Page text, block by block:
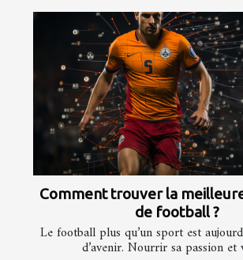
Comment trouver la
de football ?
Le football plus qu’un sport est
d’avenir. Nourrir sa passion et